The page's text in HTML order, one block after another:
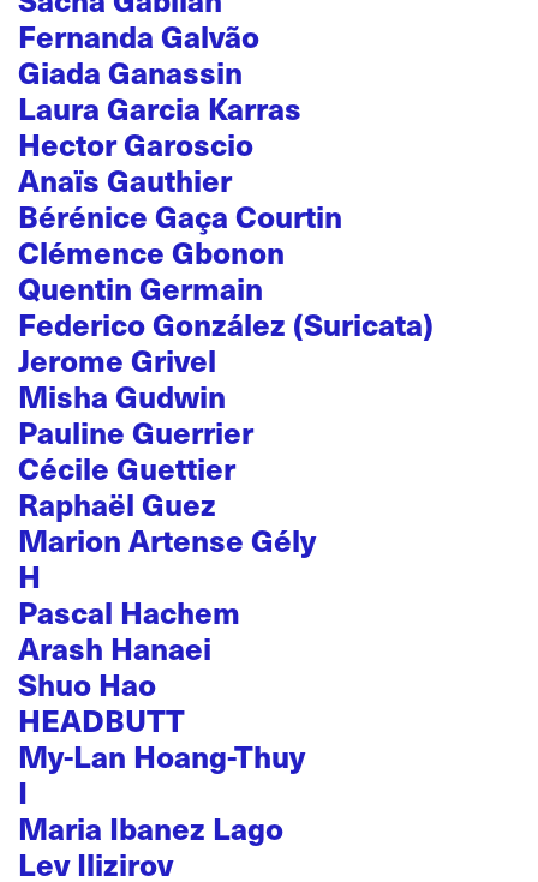
Fernanda Galvão
Giada Ganassin
Laura Garcia Karras
Hector Garoscio
Anaïs Gauthier
Bérénice Gaça Courtin
Clémence Gbonon
Quentin Germain
Federico González (Suricata)
Jerome Grivel
Misha Gudwin
Pauline Guerrier
Cécile Guettier
Raphaël Guez
Marion Artense Gély
H
Pascal Hachem
Arash Hanaei
Shuo Hao
HEADBUTT
My-Lan Hoang-Thuy
I
Maria Ibanez Lago
Lev Ilizirov